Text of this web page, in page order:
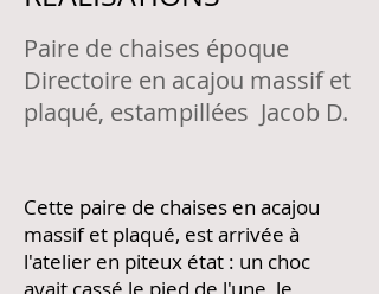
Paire de chaises époque
Directoire en acajou massif et
plaqué, estampillées Jacob D.
Cette paire de chaises en acajou
massif et plaqué, est arrivée à
l'atelier en piteux état : un choc